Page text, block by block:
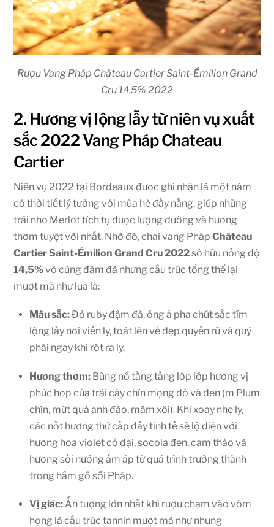
Rượu Vang Pháp Château Cartier Saint-Émilion Grand
Cru 14,5% 2022
2. Hương vị lộng lẫy từ niên vụ xuất
sắc 2022 Vang Pháp Chateau
Cartier
Niên vụ 2022 tại Bordeaux được ghi nhận là một năm
có thời tiết lý tưởng với mùa hè đầy nắng, giúp những
trái nho Merlot tích tụ được lượng đường và hương
thơm tuyệt vời nhất. Nhờ đó, chai vang PhápChâteau
Cartier Saint-Émilion Grand Cru 2022sở hữu nồng độ
14,5%vô cùng đậm đà nhưng cấu trúc tổng thể lại
mượt mà như lụa là:
Màu sắc:Đỏ ruby đậm đà, óng ả pha chút sắc tím
lộng lẫy nơi viền ly, toát lên vẻ đẹp quyến rũ và quý
phái ngay khi rót ra ly.
Hương thơm: Bùng nổ tầng tầng lớp lớp hương vị
phức hợp của trái cây chín mọng đỏ và đen (m Plum
chín, mứt quả anh đào, mâm xôi). Khi xoay nhẹ ly,
các nốt hương thứ cấp đầy tinh tế sẽ lộ diện với
hương hoa violet cỏ dại, socola đen, cam thảo và
hương sồi nướng ấm áp từ quá trình trưởng thành
trong hầm gỗ sồi Pháp.
Vị giác: Ấn tượng lớn nhất khi rượu chạm vào vòm
họng là cấu trúc tannin mượt mà như nhung